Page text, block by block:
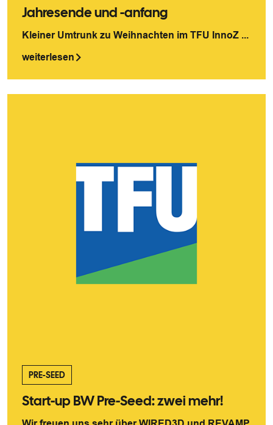
Jahresende und -anfang
Kleiner Umtrunk zu Weihnachten im TFU InnoZ ...
weiterlesen
PRE-SEED
Start-up BW Pre-Seed: zwei mehr!